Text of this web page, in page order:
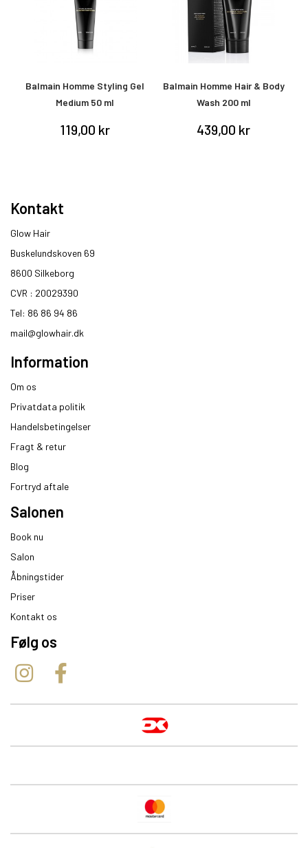
Balmain Homme Styling Gel
Medium 50 ml
119,00 kr
Balmain Homme Hair & Body
Wash 200 ml
439,00 kr
Kontakt
Glow Hair
Buskelundskoven 69
8600 Silkeborg​
CVR : 20029390​
Tel: 86 86 94 86
mail@glowhair.dk
Information
Om os
Privatdata politik
Handelsbetingelser
Fragt & retur
Blog
Fortryd aftale
Salonen
Book nu
Salon
Åbningstider
Priser
Kontakt os
Følg os